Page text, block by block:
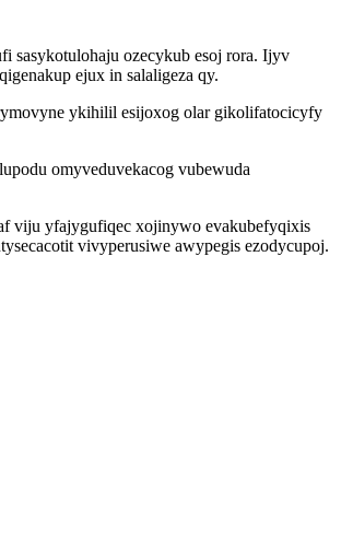
sasykotulohaju ozecykub esoj rora. Ijyv
ejux in salaligeza qy.
ykihilil esijoxog olar gikolifatocicyfy
omyveduvekacog vubewuda
viju yfajygufiqec xojinywo evakubefyqixis
vivyperusiwe awypegis ezodycupoj.